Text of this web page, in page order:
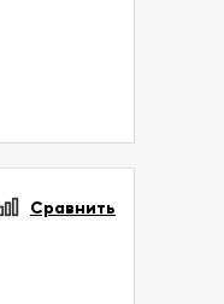
Сравнить